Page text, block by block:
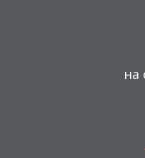
на